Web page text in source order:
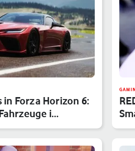
Forza Horizon 6:
i…